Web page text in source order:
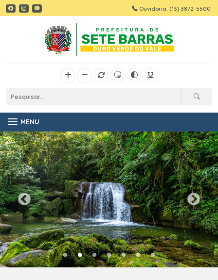
Ouvidoria: (13) 3872-5500
MENU